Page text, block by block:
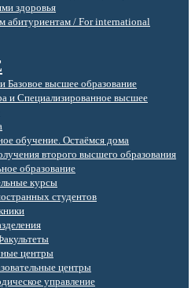
здоровья
абитуриентам / For international
Базовое высшее образование
и Специализированное высшее
обучение. Остаёмся дома
второго высшего образования
образование
курсы
студентов
центры
центры
управление